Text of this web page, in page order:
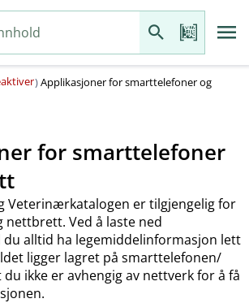
)Applikasjoner for smarttelefoner og
for smarttelefoner
Veterinærkatalogen er tilgjengelig for
Ved å laste ned
du alltid ha legemiddelinformasjon lett
ligger lagret på smarttelefonen​/​
ikke er avhengig av nettverk for å få